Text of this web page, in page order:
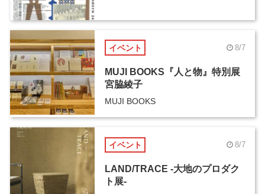
イベント 8/7
MUJI BOOKS『人と物』特別展
宮脇綾子
MUJI BOOKS
イベント 8/7
LAND/TRACE -大地のプロダク
ト展-